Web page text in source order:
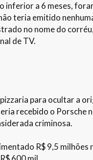
inferior a 6 meses,
teria emitido
no nome do
de TV.
para ocultar a
recebido o Porsche
criminosa.
R$ 9,5 milhões